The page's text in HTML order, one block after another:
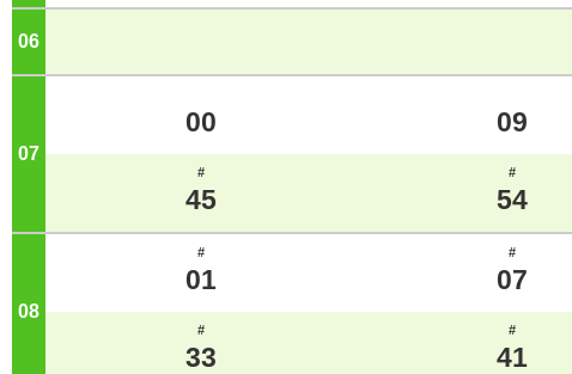
06
07 ジ
00 09
#
45
#
54
08 ジ
#
01
#
07
#
33
#
41